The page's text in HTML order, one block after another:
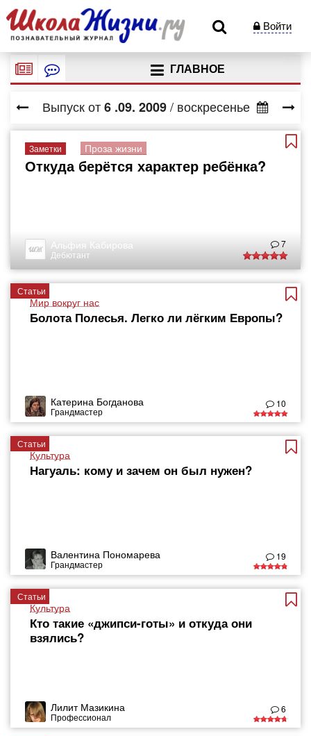
Войти
ГЛАВНОЕ
Выпуск от6 .09. 2009/ воскресенье
Заметки Проза жизни
Откуда берётся характер ребёнка?
Альфия Кабирова
Дебютант
7
Статьи
Мир вокруг нас
Болота Полесья. Легко ли лёгким Европы?
Катерина Богданова
Грандмастер
10
Статьи
Культура
Нагуаль: кому и зачем он был нужен?
Валентина Пономарева
Грандмастер
19
Статьи
Культура
Кто такие «джипси-готы» и откуда они
взялись?
Лилит Мазикина
Профессионал
6